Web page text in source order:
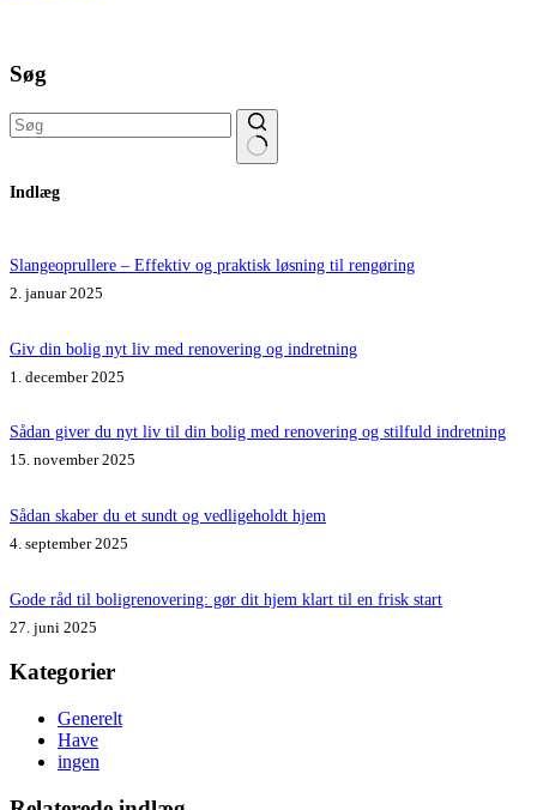
Søg
resultater
Indlæg
Slangeoprullere – Effektiv og praktisk løsning til rengøring
2. januar 2025
Giv din bolig nyt liv med renovering og indretning
1. december 2025
Sådan giver du nyt liv til din bolig med renovering og stilfuld indretning
15. november 2025
Sådan skaber du et sundt og vedligeholdt hjem
4. september 2025
Gode råd til boligrenovering: gør dit hjem klart til en frisk start
27. juni 2025
Kategorier
Generelt
Have
ingen